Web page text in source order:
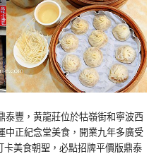
泰豐，黄龍莊位於牯嶺街和寧波西
中正紀念堂美食，開業九年多廣受
卡美食朝聖，必點招牌平價版鼎泰